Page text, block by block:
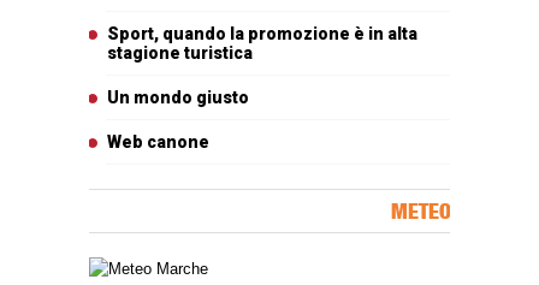
Sport, quando la promozione è in alta
stagione turistica
Un mondo giusto
Web canone
METEO
Carta meteorologica delle Marche